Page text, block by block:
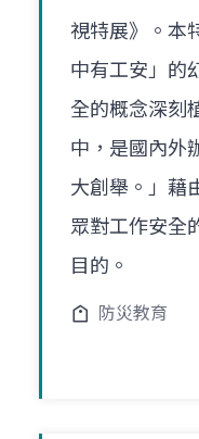
視特展》。本
中有工安」的
全的概念深刻
中，是國內外
大創舉。」藉
眾對工作安全
目的。
防災教育